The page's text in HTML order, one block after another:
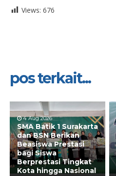
Views: 676
pos terkait...
4 Aug 2026
SMA Batik 1 Surakarta
dan BSN Berikan
Beasiswa Prestasi
bagi Siswa
Berprestasi Tingkat
Kota hingga Nasional